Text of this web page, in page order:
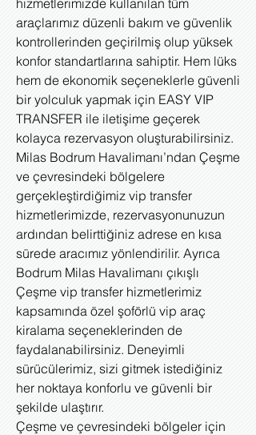
hizmetlerimizde kullanılan tüm
araçlarımız düzenli bakım ve güvenlik
kontrollerinden geçirilmiş olup yüksek
konfor standartlarına sahiptir. Hem lüks
hem de ekonomik seçeneklerle güvenli
bir yolculuk yapmak için EASY VIP
TRANSFER ile iletişime geçerek
kolayca rezervasyon oluşturabilirsiniz.
Milas Bodrum Havalimanı’ndan Çeşme
ve çevresindeki bölgelere
gerçekleştirdiğimiz vip transfer
hizmetlerimizde, rezervasyonunuzun
ardından belirttiğiniz adrese en kısa
sürede aracımız yönlendirilir. Ayrıca
Bodrum Milas Havalimanı çıkışlı
Çeşme vip transfer hizmetlerimiz
kapsamında özel şoförlü vip araç
kiralama seçeneklerinden de
faydalanabilirsiniz. Deneyimli
sürücülerimiz, sizi gitmek istediğiniz
her noktaya konforlu ve güvenli bir
şekilde ulaştırır.
Çeşme ve çevresindeki bölgeler için